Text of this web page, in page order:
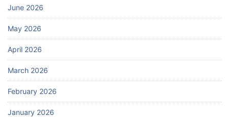
June 2026
May 2026
April 2026
March 2026
February 2026
January 2026